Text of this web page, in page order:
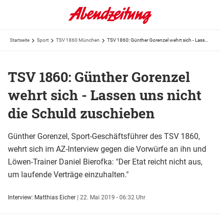
Startseite Sport TSV 1860 München
TSV 1860: Günther Gorenzel
wehrt sich - Lassen uns nicht
die Schuld zuschieben
Günther Gorenzel, Sport-Geschäftsführer des TSV 1860,
wehrt sich im AZ-Interview gegen die Vorwürfe an ihn und
Löwen-Trainer Daniel Bierofka: "Der Etat reicht nicht aus,
um laufende Verträge einzuhalten."
Interview: Matthias Eicher | 22. Mai 2019 - 06:32 Uhr